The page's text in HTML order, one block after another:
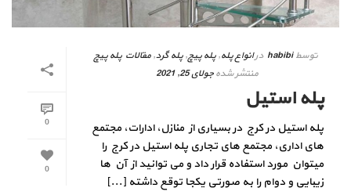
0
0
توسط habibi درانواع پله,پله پیچ,پله گرد,مقالات پله پیچ
منتشر شده جولای 25, 2021
پله استیل
پله استیل در کرج در بسیاری از منازل، ادارات، مجتمع
های اداری، مجتمع های تجاری پله استیل در کرج را
میتوان مورد استفاده قرار داد و می توانید از آن ها
زیبایی و دوام را به صورتی یکجا توقع داشته [...]